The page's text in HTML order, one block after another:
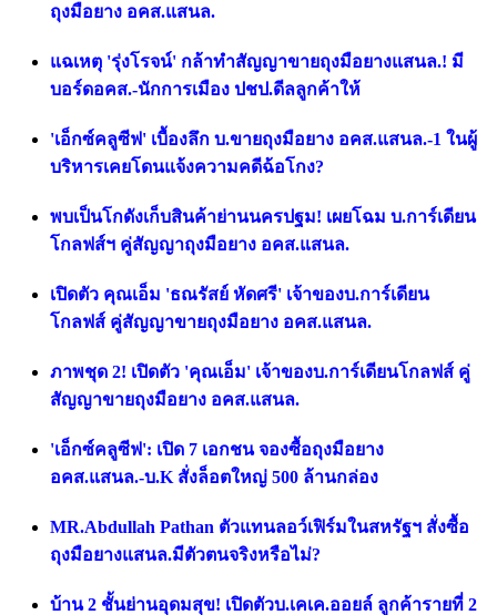
ถุงมือยาง อคส.แสนล.
แฉเหตุ 'รุ่งโรจน์' กล้าทำสัญญาขายถุงมือยางแสนล.! มี
บอร์ดอคส.-นักการเมือง ปชป.ดีลลูกค้าให้
'เอ็กซ์คลูซีฟ' เบื้องลึก บ.ขายถุงมือยาง อคส.แสนล.-1 ในผู้
บริหารเคยโดนแจ้งความคดีฉ้อโกง?
พบเป็นโกดังเก็บสินค้าย่านนครปฐม! เผยโฉม บ.การ์เดียน
โกลฟส์ฯ คู่สัญญาถุงมือยาง อคส.แสนล.
เปิดตัว คุณเอ็ม 'ธณรัสย์ หัดศรี' เจ้าของบ.การ์เดียน
โกลฟส์ คู่สัญญาขายถุงมือยาง อคส.แสนล.
ภาพชุด 2! เปิดตัว 'คุณเอ็ม' เจ้าของบ.การ์เดียนโกลฟส์ คู่
สัญญาขายถุงมือยาง อคส.แสนล.
'เอ็กซ์คลูซีฟ': เปิด 7 เอกชน จองซื้อถุงมือยาง
อคส.แสนล.-บ.K สั่งล็อตใหญ่ 500 ล้านกล่อง
MR.Abdullah Pathan ตัวแทนลอว์เฟิร์มในสหรัฐฯ สั่งซื้อ
ถุงมือยางแสนล.มีตัวตนจริงหรือไม่?
บ้าน 2 ชั้นย่านอุดมสุข! เปิดตัวบ.เคเค.ออยล์ ลูกค้ารายที่ 2